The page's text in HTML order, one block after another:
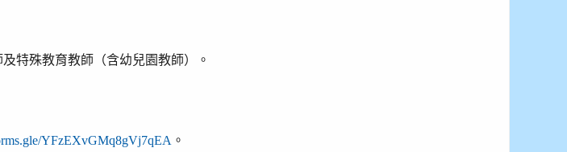
特殊教育教師（含幼兒園教師）。
YFzEXvGMq8gVj7qEA 。